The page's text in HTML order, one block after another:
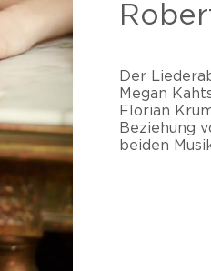
Der
Megan
Florian
Beziehung
beiden